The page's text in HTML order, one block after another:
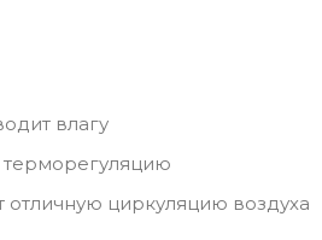
влагу
циркуляцию воздуха